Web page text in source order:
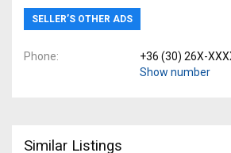
SELLER’S OTHER ADS
Phone
+36 (30) 26X-
Show number
Similar Listings